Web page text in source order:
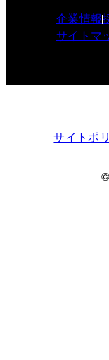
企業情報
サイトマ
サイトポ